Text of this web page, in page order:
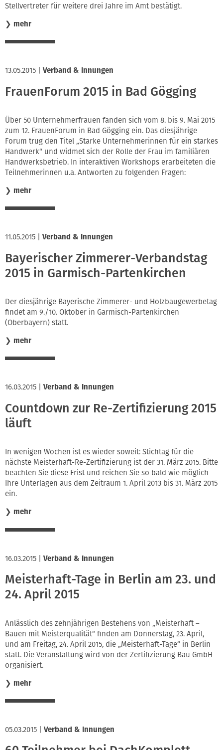
Stellvertreter für weitere drei Jahre im Amt bestätigt.
❯ mehr
13.05.2015 Verband & Innungen
FrauenForum 2015 in Bad Gögging
Über 50 Unternehmerfrauen fanden sich vom 8. bis 9. Mai 2015
zum 12. FrauenForum in Bad Gögging ein. Das diesjährige
Forum trug den Titel „Starke Unternehmerinnen für ein starkes
Handwerk“ und widmet sich der Rolle der Frau im familiären
Handwerksbetrieb. In interaktiven Workshops erarbeiteten die
Teilnehmerinnen u.a. Antworten zu folgenden Fragen:
❯ mehr
11.05.2015 Verband & Innungen
Bayerischer Zimmerer-Verbandstag
2015 in Garmisch-Partenkirchen
Der diesjährige Bayerische Zimmerer- und Holzbaugewerbetag
findet am 9./10. Oktober in Garmisch-Partenkirchen
(Oberbayern) statt.
❯ mehr
16.03.2015 Verband & Innungen
Countdown zur Re-Zertifizierung 2015
läuft
In wenigen Wochen ist es wieder soweit: Stichtag für die
nächste Meisterhaft-Re-Zertifizierung ist der 31. März 2015. Bitte
beachten Sie diese Frist und reichen Sie so bald wie möglich
Ihre Unterlagen aus dem Zeitraum 1. April 2013 bis 31. März 2015
ein.
❯ mehr
16.03.2015 Verband & Innungen
Meisterhaft-Tage in Berlin am 23. und
24. April 2015
Anlässlich des zehnjährigen Bestehens von „Meisterhaft –
Bauen mit Meisterqualität“ finden am Donnerstag, 23. April,
und am Freitag, 24. April 2015, die „Meisterhaft-Tage“ in Berlin
statt. Die Veranstaltung wird von der Zertifizierung Bau GmbH
organisiert.
❯ mehr
05.03.2015 Verband & Innungen